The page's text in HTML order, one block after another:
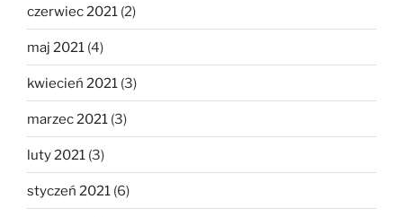
czerwiec 2021 (2)
maj 2021 (4)
kwiecień 2021 (3)
marzec 2021 (3)
luty 2021 (3)
styczeń 2021 (6)